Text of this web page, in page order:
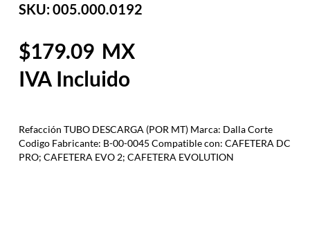
SKU: 005.000.0192
179.09
Refacción TUBO DESCARGA (POR MT) Marca: Dalla Corte
Codigo Fabricante: B-00-0045 Compatible con: CAFETERA DC
PRO; CAFETERA EVO 2; CAFETERA EVOLUTION